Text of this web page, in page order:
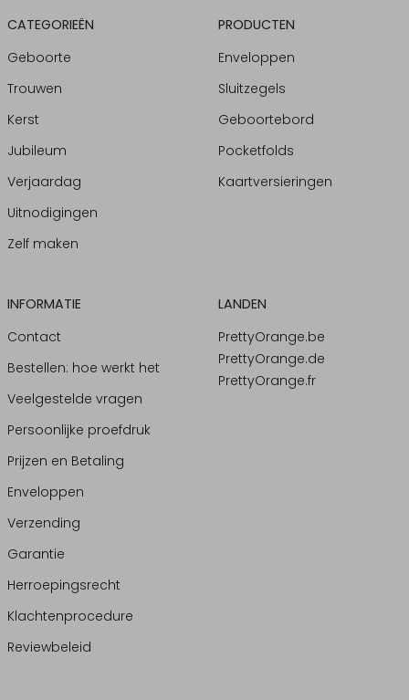
CATEGORIEËN
Geboorte
Trouwen
Kerst
Jubileum
Verjaardag
Uitnodigingen
Zelf maken
PRODUCTEN
Enveloppen
Sluitzegels
Geboortebord
Pocketfolds
Kaartversieringen
INFORMATIE
Contact
Bestellen: hoe werkt het
Veelgestelde vragen
Persoonlijke proefdruk
Prijzen en Betaling
Enveloppen
Verzending
Garantie
Herroepingsrecht
Klachtenprocedure
Reviewbeleid
LANDEN
PrettyOrange.be
PrettyOrange.de
PrettyOrange.fr